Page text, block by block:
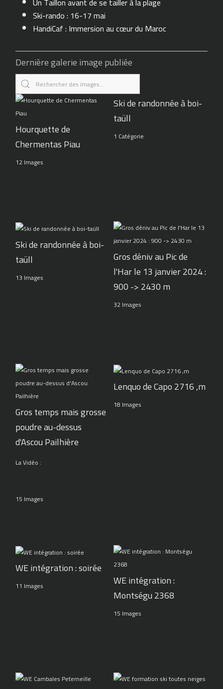
Ski-rando : 16-17 mai
HandiCaf : Immersion au cœur du Maroc
Dernière galerie image publiée
Hourquette de
Chermentas Piau
12 Images
Ski de randonnée à boi-
taüll
1 Catégorie
Ski de randonnée à boi-
taüll
13 Images
Gros déniv au Pic de
l'Har le 13 janvier 2024 :
900 -> 2430 m
32 Images
Gros temps mais grosse
poudre au-dessus
d'Ascou Pailhière
La Vidéo :
15 Images
Lenquo de Capo 2716 ,m
18 Images
WE intégration : soirée
11 Images
WE intégration :
Montségu 2368
15 Images